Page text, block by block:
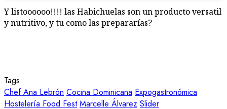
Y listoooooo!!!! las Habichuelas son un producto versatil
y nutritivo, y tu como las prepararías?
Tags
Chef Ana Lebrón Cocina Dominicana Expogastronómica
Hostelería Food Fest Marcelle Álvarez Slider